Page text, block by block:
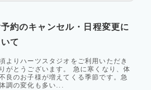
約のキャンセル・日程変更に
て
よりハーツスタジオをご利用いただき
がとうございます。 急に寒くなり、体
良のお子様が増えてくる季節です。急
調の変化も多い...